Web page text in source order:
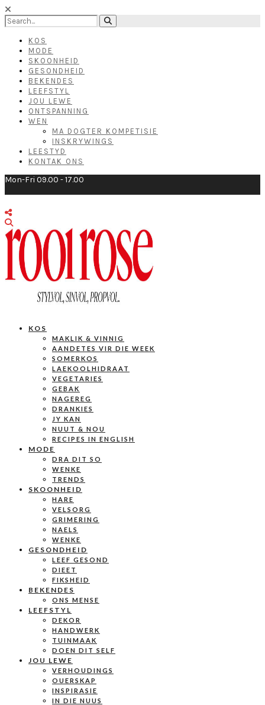
KOS
MODE
SKOONHEID
GESONDHEID
BEKENDES
LEEFSTYL
JOU LEWE
ONTSPANNING
WEN
MA DOGTER KOMPETISIE
INSKRYWINGS
LEESTYD
KONTAK ONS
Mon-Fri 09.00 - 17.00
KOS
MAKLIK & VINNIG
AANDETES VIR DIE WEEK
SOMERKOS
LAEKOOLHIDRAAT
VEGETARIES
GEBAK
NAGEREG
DRANKIES
JY KAN
NUUT & NOU
RECIPES IN ENGLISH
MODE
DRA DIT SO
WENKE
TRENDS
SKOONHEID
HARE
VELSORG
GRIMERING
NAELS
WENKE
GESONDHEID
LEEF GESOND
DIEET
FIKSHEID
BEKENDES
ONS MENSE
LEEFSTYL
DEKOR
HANDWERK
TUINMAAK
DOEN DIT SELF
JOU LEWE
VERHOUDINGS
OUERSKAP
INSPIRASIE
IN DIE NUUS